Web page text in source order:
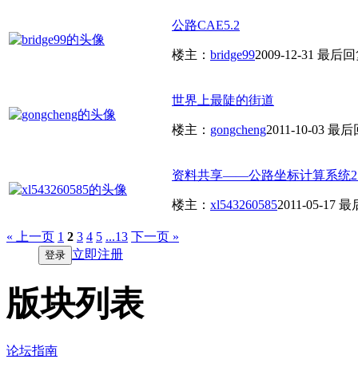
公路CAE5.2
楼主： bridge992009-12-31 最后
世界上最陡的街道
楼主： gongcheng2011-10-03 最后
资料共享——公路坐标计算系统
楼主： xl5432605852011-05-17 最
« 上一页 1 2 3 4 5 ...13 下一页 »
登录 立即注册
版块列表
论坛指南